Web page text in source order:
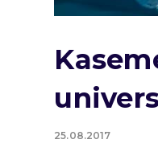
25.08.2017